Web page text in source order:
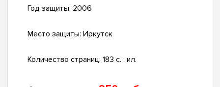
Год защиты: 2006
Место защиты: Иркутск
Количество страниц: 183 с. : ил.